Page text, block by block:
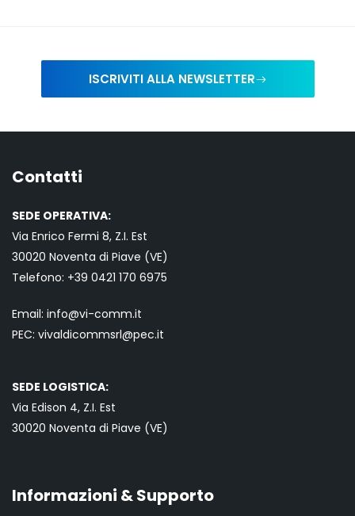
ISCRIVITI ALLA NEWSLETTER
Contatti
SEDE OPERATIVA:
Via Enrico Fermi 8, Z.I. Est
30020 Noventa di Piave (VE)
Telefono: +39 0421 170 6975
Email: info@vi-comm.it
PEC: vivaldicommsrl@pec.it
SEDE LOGISTICA:
Via Edison 4, Z.I. Est
30020 Noventa di Piave (VE)
Informazioni & Supporto